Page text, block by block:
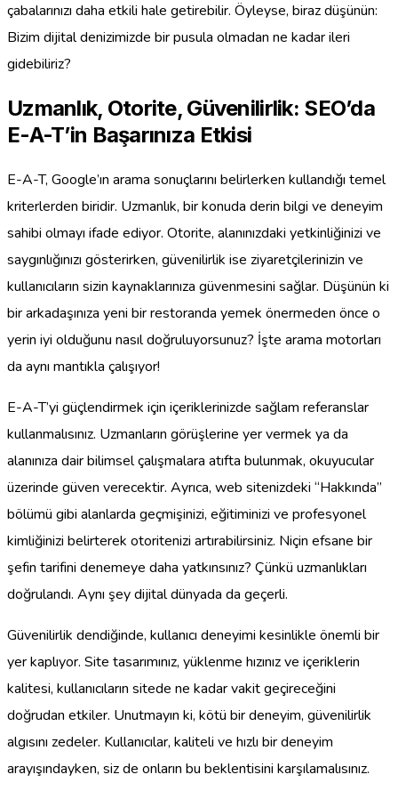
çabalarınızı daha etkili hale getirebilir. Öyleyse, biraz düşünün:
Bizim dijital denizimizde bir pusula olmadan ne kadar ileri
gidebiliriz?
Uzmanlık, Otorite, Güvenilirlik: SEO’da
E-A-T’in Başarınıza Etkisi
E-A-T, Google’ın arama sonuçlarını belirlerken kullandığı temel
kriterlerden biridir. Uzmanlık, bir konuda derin bilgi ve deneyim
sahibi olmayı ifade ediyor. Otorite, alanınızdaki yetkinliğinizi ve
saygınlığınızı gösterirken, güvenilirlik ise ziyaretçilerinizin ve
kullanıcıların sizin kaynaklarınıza güvenmesini sağlar. Düşünün ki
bir arkadaşınıza yeni bir restoranda yemek önermeden önce o
yerin iyi olduğunu nasıl doğruluyorsunuz? İşte arama motorları
da aynı mantıkla çalışıyor!
E-A-T’yi güçlendirmek için içeriklerinizde sağlam referanslar
kullanmalısınız. Uzmanların görüşlerine yer vermek ya da
alanınıza dair bilimsel çalışmalara atıfta bulunmak, okuyucular
üzerinde güven verecektir. Ayrıca, web sitenizdeki “Hakkında”
bölümü gibi alanlarda geçmişinizi, eğitiminizi ve profesyonel
kimliğinizi belirterek otoritenizi artırabilirsiniz. Niçin efsane bir
şefin tarifini denemeye daha yatkınsınız? Çünkü uzmanlıkları
doğrulandı. Aynı şey dijital dünyada da geçerli.
Güvenilirlik dendiğinde, kullanıcı deneyimi kesinlikle önemli bir
yer kaplıyor. Site tasarımınız, yüklenme hızınız ve içeriklerin
kalitesi, kullanıcıların sitede ne kadar vakit geçireceğini
doğrudan etkiler. Unutmayın ki, kötü bir deneyim, güvenilirlik
algısını zedeler. Kullanıcılar, kaliteli ve hızlı bir deneyim
arayışındayken, siz de onların bu beklentisini karşılamalısınız.